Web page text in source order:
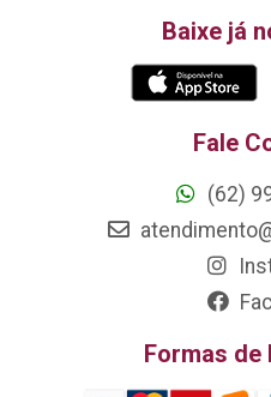
Baixe já
Fale
(62)
Formas de